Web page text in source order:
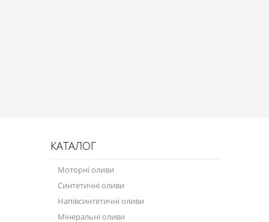
Сервісні продукти
Обладнання
КАТАЛОГ
Моторні оливи
Синтетичні оливи
Напівсинтетичні оливи
Мінеральні оливи